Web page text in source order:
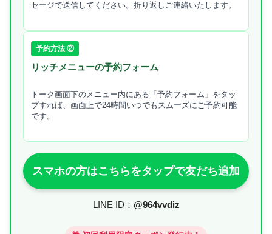
セージで送信してください。折り返しご連絡いたします。
予約方法 ②
リッチメニューの予約フォーム
トーク画面下のメニュー内にある「予約フォーム」をタッ
プすれば、画面上で24時間いつでもスムーズにご予約可能
です。
スマホの方はこちらをタップで友だち追加
LINE ID： @964vvdiz